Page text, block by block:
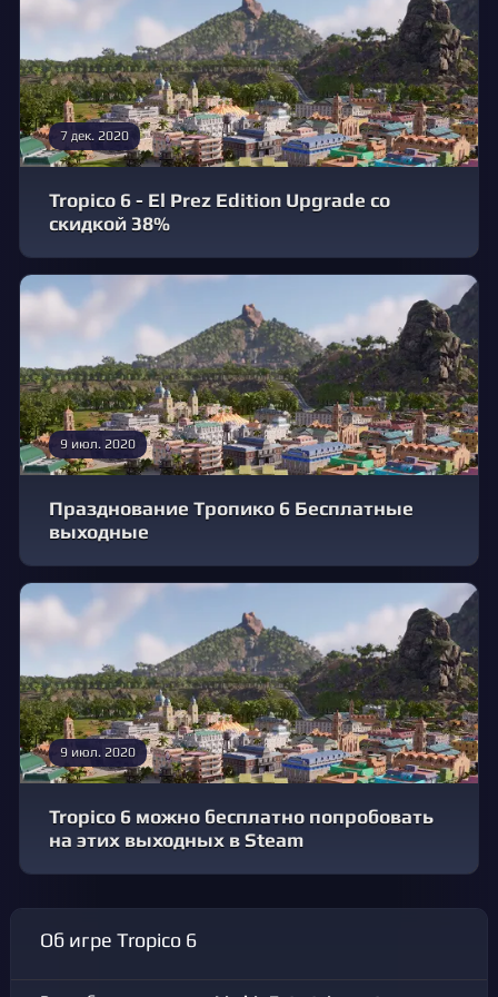
7 дек. 2020
Tropico 6 - El Prez Edition Upgrade со
скидкой 38%
9 июл. 2020
Празднование Тропико 6 Бесплатные
выходные
9 июл. 2020
Tropico 6 можно бесплатно попробовать
на этих выходных в Steam
Об игре Tropico 6